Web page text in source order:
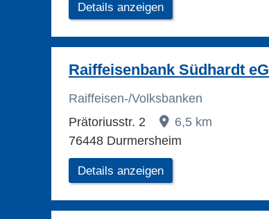
Details anzeigen
Raiffeisenbank Südhardt eG
Raiffeisen-/Volksbanken
Prätoriusstr. 2
6,5 km
76448 Durmersheim
Details anzeigen